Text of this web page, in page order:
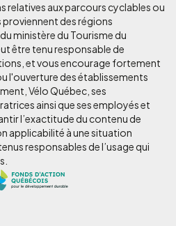
relatives aux parcours cyclables ou
des régions
ministère du Tourisme du
être tenu responsable de
et vous encourage fortement
l'ouverture des établissements
Vélo Québec, ses
ainsi que ses employés et
l’exactitude du contenu de
applicabilité à une situation
responsables de l’usage qui